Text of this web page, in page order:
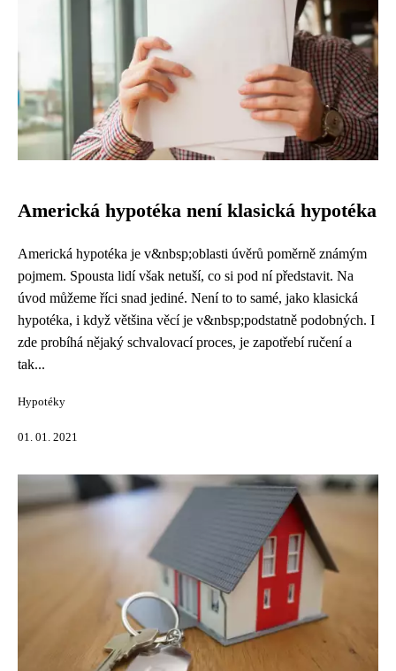
Americká hypotéka není klasická hypotéka
Americká hypotéka je v&nbsp;oblasti úvěrů poměrně známým
pojmem. Spousta lidí však netuší, co si pod ní představit. Na
úvod můžeme říci snad jediné. Není to to samé, jako klasická
hypotéka, i když většina věcí je v&nbsp;podstatně podobných. I
zde probíhá nějaký schvalovací proces, je zapotřebí ručení a
tak...
Hypotéky
01. 01. 2021